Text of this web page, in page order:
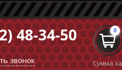
48-34-50
звонок
0
Сумма